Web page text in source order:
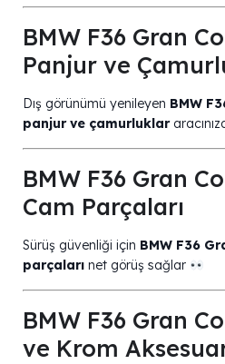
BMW F36 Gran
Panjur ve
Dış görünümü yenileyen BMW
panjur ve çamurluklar
BMW F36 Gran
Cam Parçaları
Sürüş güvenliği için BMW F36
parçaları net görüş sağlar
BMW F36 Gran
ve Krom